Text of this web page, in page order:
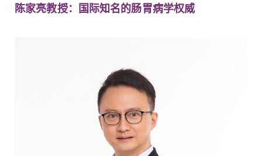
陈家亮教授：国际知名的肠胃病学权威